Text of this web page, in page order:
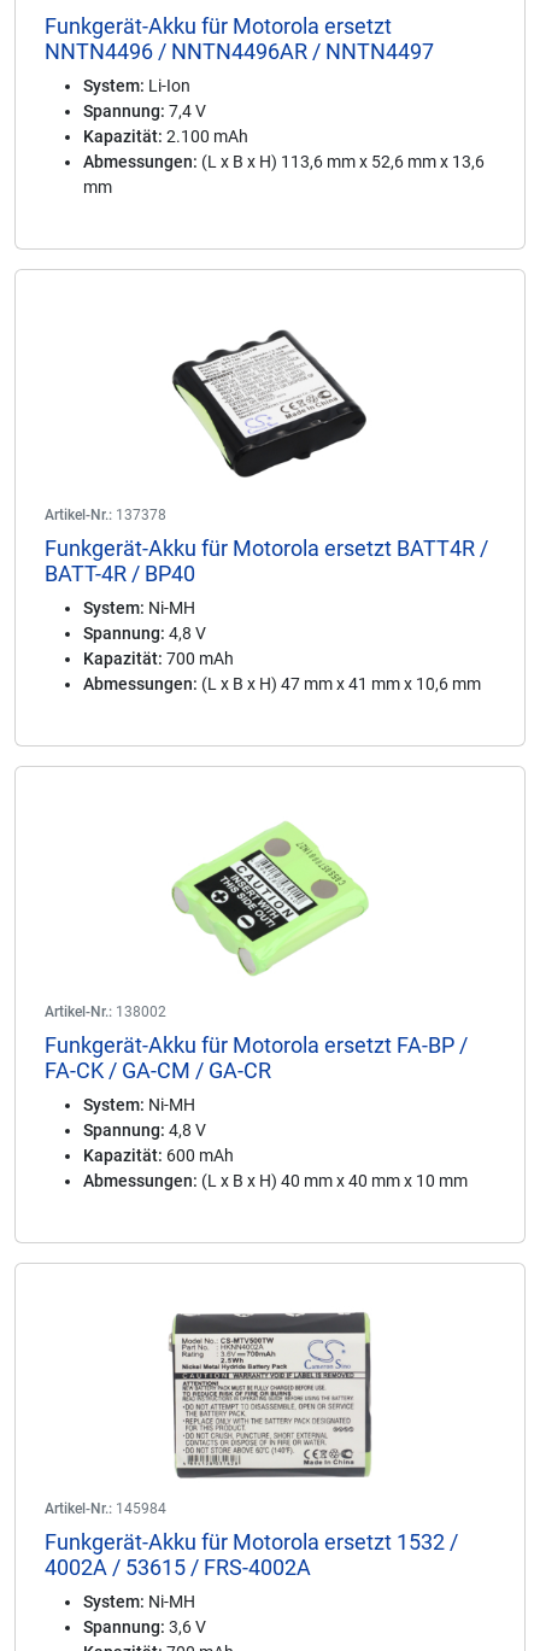
Funkgerät-Akku für Motorola ersetzt
NNTN4496 / NNTN4496AR / NNTN4497
System: Li-Ion
Spannung: 7,4 V
Kapazität: 2.100 mAh
Abmessungen: (L x B x H) 113,6 mm x 52,6 mm x 13,6
mm
Artikel-Nr.: 137378
Funkgerät-Akku für Motorola ersetzt BATT4R /
BATT-4R / BP40
System: Ni-MH
Spannung: 4,8 V
Kapazität: 700 mAh
Abmessungen: (L x B x H) 47 mm x 41 mm x 10,6 mm
Artikel-Nr.: 138002
Funkgerät-Akku für Motorola ersetzt FA-BP /
FA-CK / GA-CM / GA-CR
System: Ni-MH
Spannung: 4,8 V
Kapazität: 600 mAh
Abmessungen: (L x B x H) 40 mm x 40 mm x 10 mm
Artikel-Nr.: 145984
Funkgerät-Akku für Motorola ersetzt 1532 /
4002A / 53615 / FRS-4002A
System: Ni-MH
Spannung: 3,6 V